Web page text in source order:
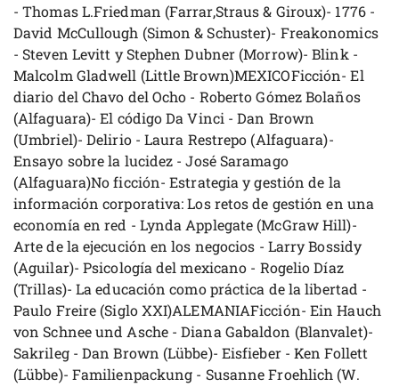
- Thomas L.Friedman (Farrar,Straus & Giroux)- 1776 -
David McCullough (Simon & Schuster)- Freakonomics
- Steven Levitt y Stephen Dubner (Morrow)- Blink -
Malcolm Gladwell (Little Brown)MEXICOFicción- El
diario del Chavo del Ocho - Roberto Gómez Bolaños
(Alfaguara)- El código Da Vinci - Dan Brown
(Umbriel)- Delirio - Laura Restrepo (Alfaguara)-
Ensayo sobre la lucidez - José Saramago
(Alfaguara)No ficción- Estrategia y gestión de la
información corporativa: Los retos de gestión en una
economía en red - Lynda Applegate (McGraw Hill)-
Arte de la ejecución en los negocios - Larry Bossidy
(Aguilar)- Psicología del mexicano - Rogelio Díaz
(Trillas)- La educación como práctica de la libertad -
Paulo Freire (Siglo XXI)ALEMANIAFicción- Ein Hauch
von Schnee und Asche - Diana Gabaldon (Blanvalet)-
Sakrileg - Dan Brown (Lübbe)- Eisfieber - Ken Follett
(Lübbe)- Familienpackung - Susanne Froehlich (W.